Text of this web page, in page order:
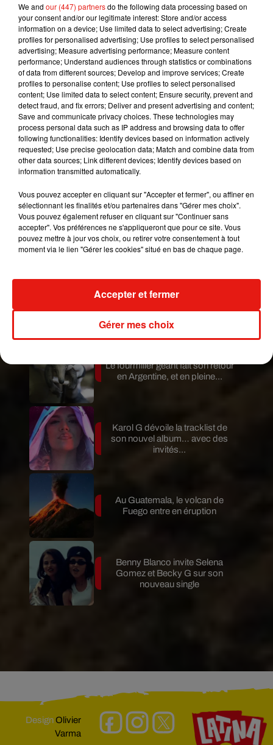
Publié : 14 juillet 2018 à 19h45 par Stéphane
Hubert
L’idée d’un téléphérique a déjà été proposée par
le passé et s’est récemment imposée comme
une solution potentielle.
L’installation sera érigéesur un terrain
appartenant déjà à laWarner, mais la société
attend d’abordle feu vert du conseil municipal de
Los Angelespour se lancer dans ce projet au coût
estimé à 100 millions de dollars (85 millions
d’euros).
Mundo Latino
Ces femmes autochtones
redonnent vie à l’Amazonie !
Guatemala : l'éruption du volcan
de Fuego est terminée
Le fourmilier géant fait son retour
en Argentine, et en pleine...
Karol G dévoile la tracklist de
son nouvel album… avec des
invités...
Au Guatemala, le volcan de
Fuego entre en éruption
Benny Blanco invite Selena
Gomez et Becky G sur son
nouveau single
DesignOlivier
Varma
We and our (447) partnersdo the following data processing based on
your consent and/or our legitimate interest: Store and/or access
information on a device; Use limited data to select advertising; Create
profiles for personalised advertising; Use profiles to select personalised
advertising; Measure advertising performance; Measure content
performance; Understand audiences through statistics or combinations
of data from different sources; Develop and improve services; Create
profiles to personalise content; Use profiles to select personalised
content; Use limited data to select content; Ensure security, prevent and
detect fraud, and fix errors; Deliver and present advertising and content;
Save and communicate privacy choices. These technologies may
process personal data such as IP address and browsing data to offer
following functionalities: Identify devices based on information actively
requested; Use precise geolocation data; Match and combine data from
other data sources; Link different devices; Identify devices based on
information transmitted automatically.
Vous pouvez accepter en cliquant sur "Accepter et fermer", ou affiner en
sélectionnant les finalités et/ou partenaires dans "Gérer mes choix".
Vous pouvez également refuser en cliquant sur "Continuer sans
accepter". Vos préférences ne s'appliqueront que pour ce site. Vous
pouvez mettre à jour vos choix, ou retirer votre consentement à tout
moment via le lien "Gérer les cookies" situé en bas de chaque page.
Gérer mes choix
Accepter et fermer